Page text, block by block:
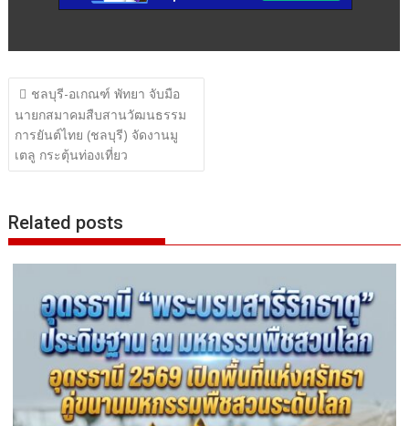
แนะแนว
เรื่อง
ชลบุรี-อเกณฑ์ พัทยา จับมือ
นายกสมาคมสืบสานวัฒนธรรม
การยันต์ไทย (ชลบุรี) จัดงานมู
เตลู กระตุ้นท่องเที่ยว
Related posts